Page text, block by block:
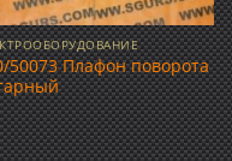
50073 Плафон поворота